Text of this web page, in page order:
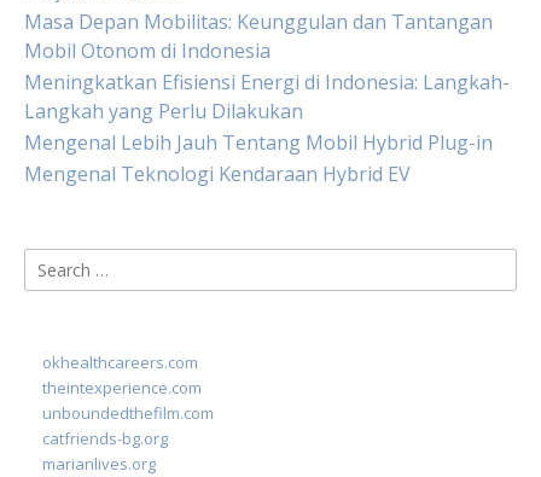
Masa Depan Mobilitas: Keunggulan dan Tantangan
Mobil Otonom di Indonesia
Meningkatkan Efisiensi Energi di Indonesia: Langkah-
Langkah yang Perlu Dilakukan
Mengenal Lebih Jauh Tentang Mobil Hybrid Plug-in
Mengenal Teknologi Kendaraan Hybrid EV
Search
for:
okhealthcareers.com
theintexperience.com
unboundedthefilm.com
catfriends-bg.org
marianlives.org